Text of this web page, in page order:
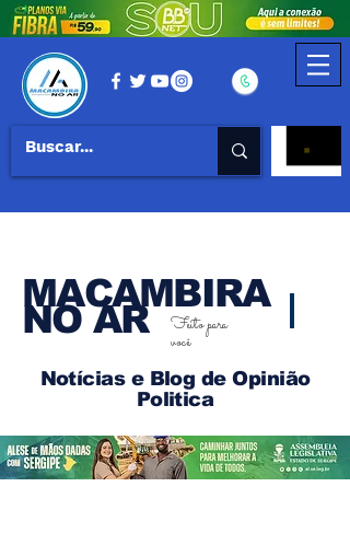
MACAMBIRA
NO AR
Feito para
você
Notícias e Blog de Opinião
Politica